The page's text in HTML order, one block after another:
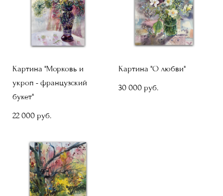
Картина "Морковь и
укроп - французский
букет"
22 000 pуб.
Картина "О любви"
30 000 pуб.